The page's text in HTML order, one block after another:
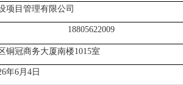
项目管理有限公司
18805622009
铜冠商务大厦南楼1015室
6年6月4日